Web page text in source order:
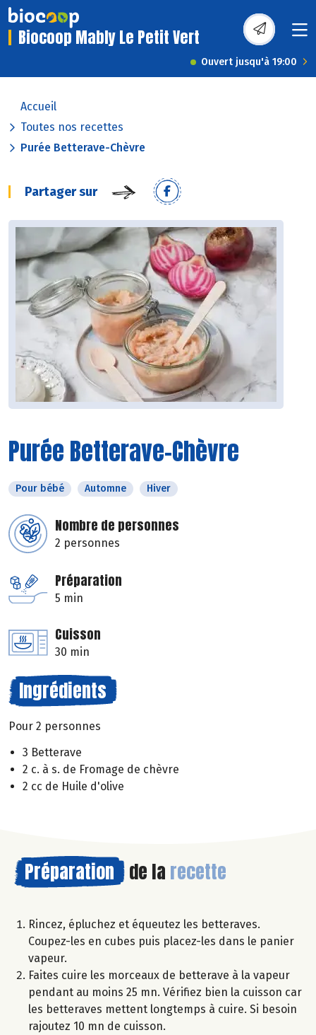
Biocoop Mably Le Petit Vert
Ouvert jusqu'à 19:00
Accueil
Toutes nos recettes
Purée Betterave-Chèvre
Partager sur
Purée Betterave-Chèvre
Pour bébé Automne Hiver
Nombre de personnes
2 personnes
Préparation
5 min
Cuisson
30 min
Ingrédients
Pour 2 personnes
3 Betterave
2 c. à s. de Fromage de chèvre
2 cc de Huile d'olive
Préparation de la recette
Rincez, épluchez et équeutez les betteraves.
Coupez-les en cubes puis placez-les dans le panier
vapeur.
Faites cuire les morceaux de betterave à la vapeur
pendant au moins 25 mn. Vérifiez bien la cuisson car
les betteraves mettent longtemps à cuire. Si besoin
rajoutez 10 mn de cuisson.